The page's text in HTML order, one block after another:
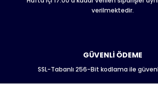
Gönder
verilmektedir.
GÜVENLİ ÖDEME
SSL-Tabanlı 256-Bit kodlama ile